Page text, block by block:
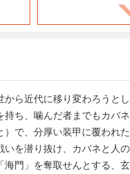
ら近代に移り変わろうと
ち、噛んだ者までもカバ
で、分厚い装甲に覆われ
を潜り抜け、カバネと人
門」を奪取せんとする、